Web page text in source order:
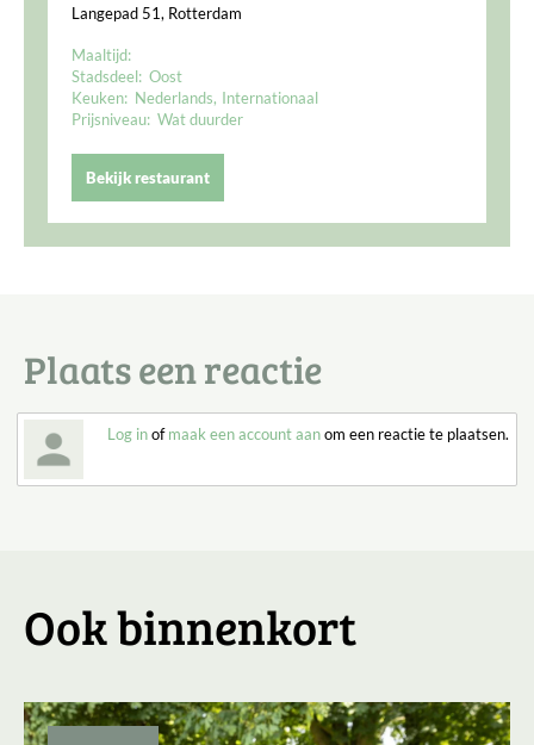
Langepad 51, Rotterdam
Maaltijd:
Stadsdeel: Oost
Keuken: Nederlands Internationaal
Prijsniveau: Wat duurder
Bekijk restaurant
Plaats een reactie
Log inofmaak een account aanom een reactie te plaatsen.
Ook binnenkort